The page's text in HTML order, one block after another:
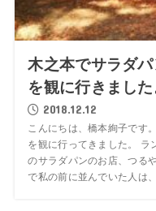
木之本でサラダ
を観に行きました
2018.12.12
こんにちは、橋本絢子です
を観に行ってきました。 ラ
のサラダパンのお店、つる
で私の前に並んでいた人は